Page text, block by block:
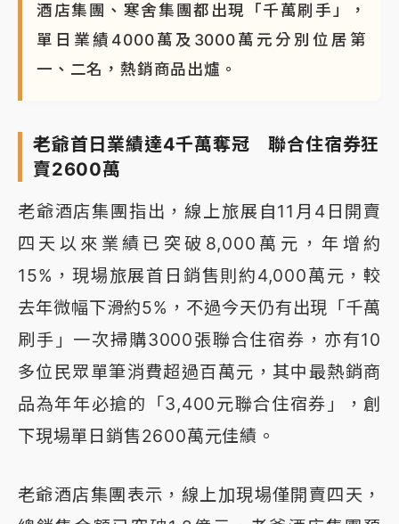
酒店集團、寒舍集團都出現「千萬刷手」，
單日業績4000萬及3000萬元分別位居第
一、二名，熱銷商品出爐。
老爺首日業績達4千萬奪冠 聯合住宿券狂
賣2600萬
老爺酒店集團指出，線上旅展自11月4日開賣
四天以來業績已突破8,000萬元，年增約
15%，現場旅展首日銷售則約4,000萬元，較
去年微幅下滑約5%，不過今天仍有出現「千萬
刷手」一次掃購3000張聯合住宿券，亦有10
多位民眾單筆消費超過百萬元，其中最熱銷商
品為年年必搶的「3,400元聯合住宿券」，創
下現場單日銷售2600萬元佳績。
老爺酒店集團表示，線上加現場僅開賣四天，